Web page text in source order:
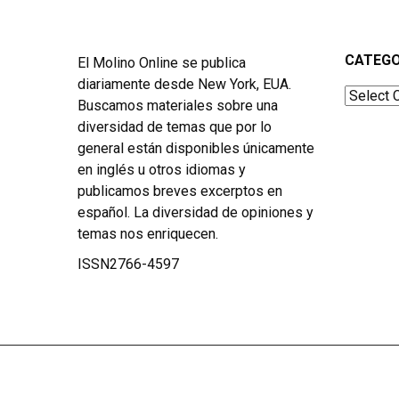
El Molino Online se publica
diariamente desde New York, EUA.
Buscamos materiales sobre una
diversidad de temas que por lo
general están disponibles únicamente
en inglés u otros idiomas y
publicamos breves excerptos en
español. La diversidad de opiniones y
temas nos enriquecen.
ISSN2766-4597